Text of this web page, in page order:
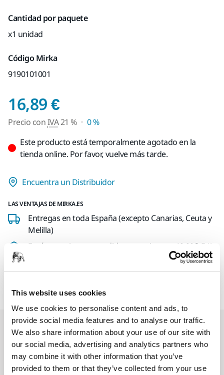
This website uses cookies
We use cookies to personalise content and ads, to
provide social media features and to analyse our traffic.
We also share information about your use of our site with
our social media, advertising and analytics partners who
may combine it with other information that you’ve
provided to them or that they’ve collected from your use
Cantidad por paquete
x1 unidad
Código Mirka
9190101001
16,89 €Precio con IVA 21 %
Precio conIVA21 %
0 %
Este producto está temporalmente agotado en la
tienda online. Por favor, vuelve más tarde.
Encuentra un Distribuidor
LAS VENTAJAS DE MIRKA.ES
Entregas en toda España (excepto Canarias, Ceuta y
Melilla)
Envío gratuito para pedidos superiores a 49,90€, IVA
Seguimiento de envío
Nuestros servicios
Servicio Posventa exclusivo de Mirka